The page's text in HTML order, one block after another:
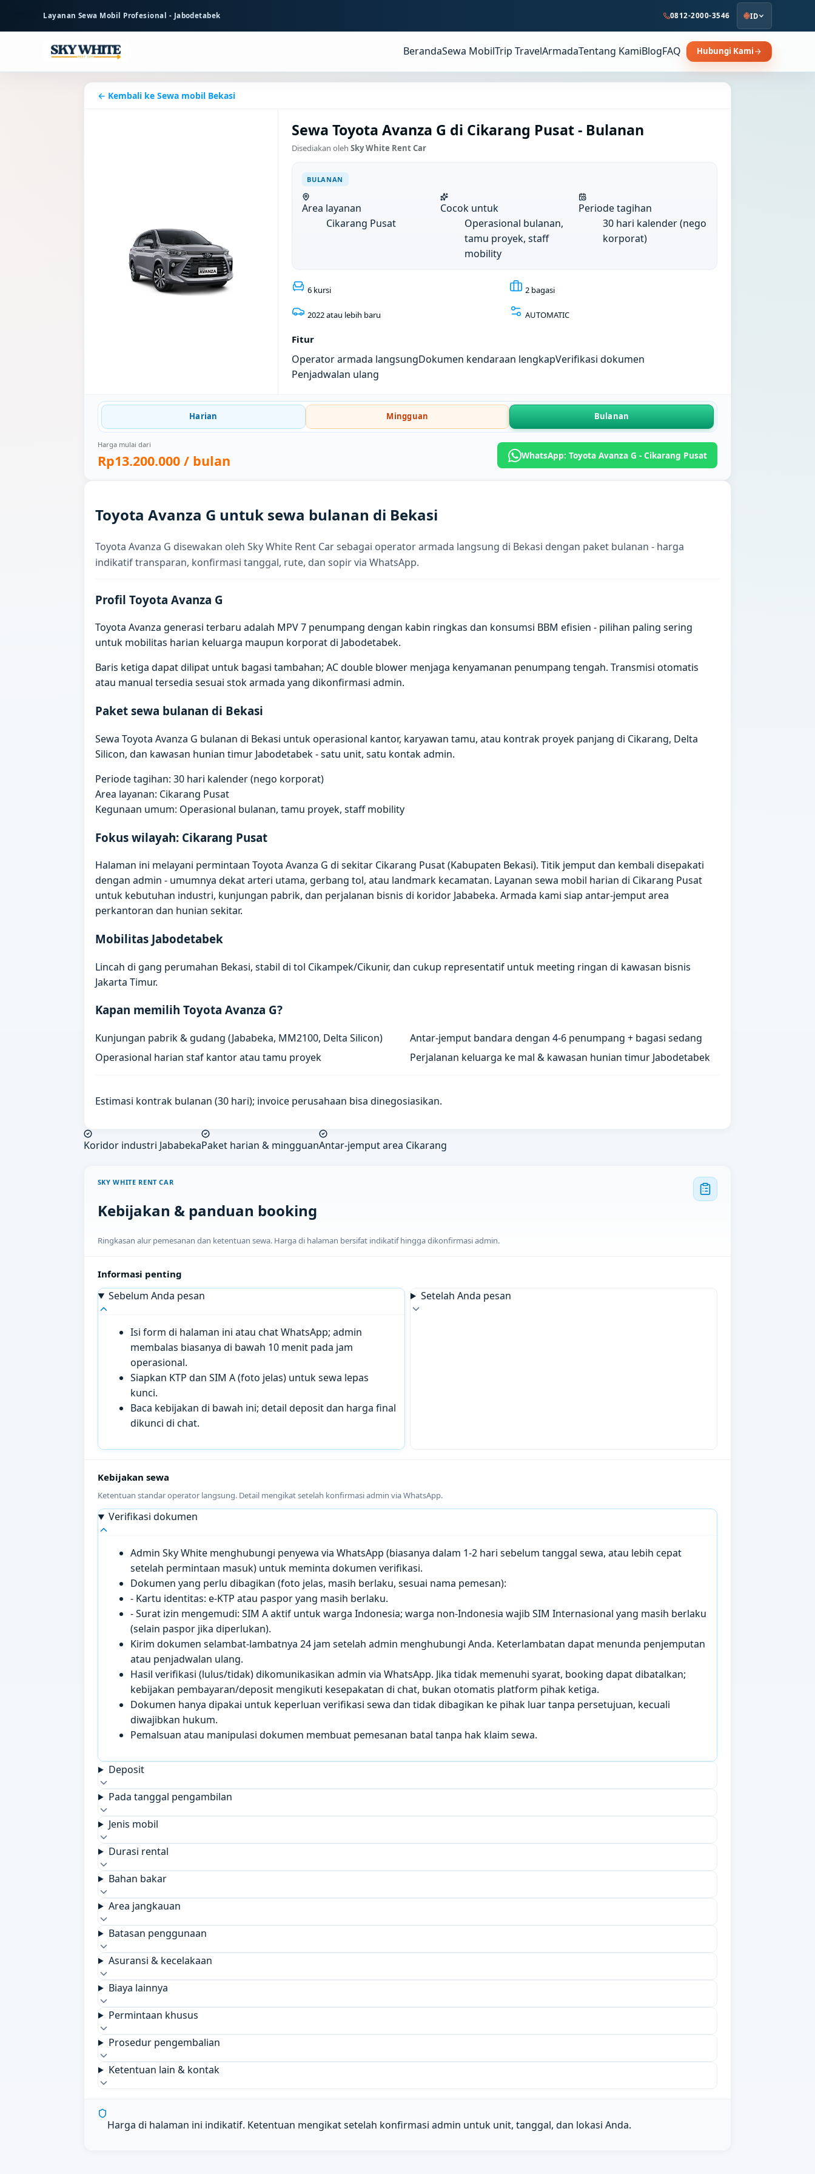
Layanan Sewa Mobil Profesional - Jabodetabek 0812-2000-3546 ID
BerandaSewa MobilTrip TravelArmadaTentang KamiBlogFAQ Hubungi Kami
← Kembali ke Sewa mobil Bekasi
Sewa Toyota Avanza G di Cikarang Pusat - Bulanan
Disediakan oleh Sky White Rent Car
BULANAN
Area layanan
Cikarang Pusat
Cocok untuk
Operasional bulanan,
tamu proyek, staff
mobility
Periode tagihan
30 hari kalender (nego
korporat)
6 kursi 2 bagasi
2022 atau lebih baru AUTOMATIC
Fitur
Operator armada langsungDokumen kendaraan lengkapVerifikasi dokumen
Penjadwalan ulang
Harian Mingguan Bulanan
Harga mulai dari
Rp13.200.000 / bulan WhatsApp: Toyota Avanza G - Cikarang Pusat
Toyota Avanza G untuk sewa bulanan di Bekasi
Toyota Avanza G disewakan oleh Sky White Rent Car sebagai operator armada langsung di Bekasi dengan paket bulanan - harga
indikatif transparan, konfirmasi tanggal, rute, dan sopir via WhatsApp.
Profil Toyota Avanza G
Toyota Avanza generasi terbaru adalah MPV 7 penumpang dengan kabin ringkas dan konsumsi BBM efisien - pilihan paling sering
untuk mobilitas harian keluarga maupun korporat di Jabodetabek.
Baris ketiga dapat dilipat untuk bagasi tambahan; AC double blower menjaga kenyamanan penumpang tengah. Transmisi otomatis
atau manual tersedia sesuai stok armada yang dikonfirmasi admin.
Paket sewa bulanan di Bekasi
Sewa Toyota Avanza G bulanan di Bekasi untuk operasional kantor, karyawan tamu, atau kontrak proyek panjang di Cikarang, Delta
Silicon, dan kawasan hunian timur Jabodetabek - satu unit, satu kontak admin.
Periode tagihan: 30 hari kalender (nego korporat)
Area layanan: Cikarang Pusat
Kegunaan umum: Operasional bulanan, tamu proyek, staff mobility
Fokus wilayah: Cikarang Pusat
Halaman ini melayani permintaan Toyota Avanza G di sekitar Cikarang Pusat (Kabupaten Bekasi). Titik jemput dan kembali disepakati
dengan admin - umumnya dekat arteri utama, gerbang tol, atau landmark kecamatan. Layanan sewa mobil harian di Cikarang Pusat
untuk kebutuhan industri, kunjungan pabrik, dan perjalanan bisnis di koridor Jababeka. Armada kami siap antar-jemput area
perkantoran dan hunian sekitar.
Mobilitas Jabodetabek
Lincah di gang perumahan Bekasi, stabil di tol Cikampek/Cikunir, dan cukup representatif untuk meeting ringan di kawasan bisnis
Jakarta Timur.
Kapan memilih Toyota Avanza G?
Kunjungan pabrik & gudang (Jababeka, MM2100, Delta Silicon)
Antar-jemput bandara dengan 4-6 penumpang + bagasi sedang
Operasional harian staf kantor atau tamu proyek
Perjalanan keluarga ke mal & kawasan hunian timur Jabodetabek
Estimasi kontrak bulanan (30 hari); invoice perusahaan bisa dinegosiasikan.
Koridor industri JababekaPaket harian & mingguanAntar-jemput area Cikarang
SKY WHITE RENT CAR
Kebijakan & panduan booking
Ringkasan alur pemesanan dan ketentuan sewa. Harga di halaman bersifat indikatif hingga dikonfirmasi admin.
Informasi penting
Sebelum Anda pesan
Isi form di halaman ini atau chat WhatsApp; admin
membalas biasanya di bawah 10 menit pada jam
operasional.
Siapkan KTP dan SIM A (foto jelas) untuk sewa lepas
kunci.
Baca kebijakan di bawah ini; detail deposit dan harga final
dikunci di chat.
Setelah Anda pesan
Kebijakan sewa
Ketentuan standar operator langsung. Detail mengikat setelah konfirmasi admin via WhatsApp.
Verifikasi dokumen
Admin Sky White menghubungi penyewa via WhatsApp (biasanya dalam 1-2 hari sebelum tanggal sewa, atau lebih cepat
setelah permintaan masuk) untuk meminta dokumen verifikasi.
Dokumen yang perlu dibagikan (foto jelas, masih berlaku, sesuai nama pemesan):
- Kartu identitas: e-KTP atau paspor yang masih berlaku.
- Surat izin mengemudi: SIM A aktif untuk warga Indonesia; warga non-Indonesia wajib SIM Internasional yang masih berlaku
(selain paspor jika diperlukan).
Kirim dokumen selambat-lambatnya 24 jam setelah admin menghubungi Anda. Keterlambatan dapat menunda penjemputan
atau penjadwalan ulang.
Hasil verifikasi (lulus/tidak) dikomunikasikan admin via WhatsApp. Jika tidak memenuhi syarat, booking dapat dibatalkan;
kebijakan pembayaran/deposit mengikuti kesepakatan di chat, bukan otomatis platform pihak ketiga.
Dokumen hanya dipakai untuk keperluan verifikasi sewa dan tidak dibagikan ke pihak luar tanpa persetujuan, kecuali
diwajibkan hukum.
Pemalsuan atau manipulasi dokumen membuat pemesanan batal tanpa hak klaim sewa.
Deposit
Pada tanggal pengambilan
Jenis mobil
Durasi rental
Bahan bakar
Area jangkauan
Batasan penggunaan
Asuransi & kecelakaan
Biaya lainnya
Permintaan khusus
Prosedur pengembalian
Ketentuan lain & kontak
Harga di halaman ini indikatif. Ketentuan mengikat setelah konfirmasi admin untuk unit, tanggal, dan lokasi Anda.